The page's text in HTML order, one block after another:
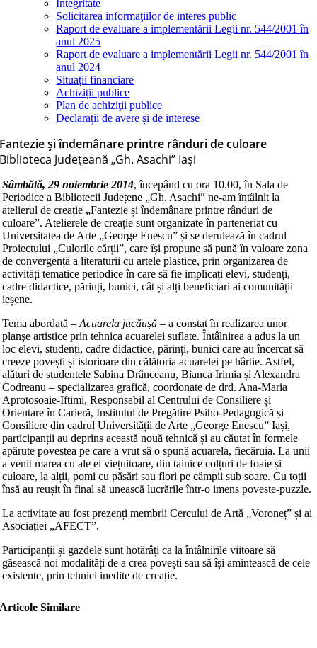
Integritate
Solicitarea informaţiilor de interes public
Raport de evaluare a implementării Legii nr. 544/2001 în
anul 2025
Raport de evaluare a implementării Legii nr. 544/2001 în
anul 2024
Situații financiare
Achiziții publice
Plan de achiziţii publice
Declarații de avere și de interese
Fantezie și îndemânare printre rânduri de culoare
Biblioteca Judeţeană „Gh. Asachi” Iaşi
Sâmbătă, 29 noiembrie 2014, începând cu ora 10.00, în Sala de
Periodice a Bibliotecii Județene „Gh. Asachi” ne-am întâlnit la
atelierul de creație „Fantezie și îndemânare printre rânduri de
culoare”. Atelierele de creație sunt organizate în parteneriat cu
Universitatea de Arte „George Enescu” și se derulează în cadrul
Proiectului „Culorile cărții”, care își propune să pună în valoare zona
de convergență a literaturii cu artele plastice, prin organizarea de
activități tematice periodice în care să fie implicați elevi, studenți,
cadre didactice, părinți, bunici, cât și alți beneficiari ai comunității
ieșene.
Tema abordată – Acuarela jucăuşă – a constat în realizarea unor
planşe artistice prin tehnica acuarelei suflate. Întâlnirea a adus la un
loc elevi, studenți, cadre didactice, părinți, bunici care au încercat să
creeze povești și istorioare din călătoria acuarelei pe hârtie. Astfel,
alături de studentele Sabina Drânceanu, Bianca Irimia și Alexandra
Codreanu – specializarea grafică, coordonate de drd. Ana-Maria
Aprotosoaie-Iftimi, Responsabil al Centrului de Consiliere și
Orientare în Carieră, Institutul de Pregătire Psiho-Pedagogică și
Consiliere din cadrul Universității de Arte „George Enescu” Iași,
participanții au deprins această nouă tehnică și au căutat în formele
apărute povestea pe care a vrut să o spună acuarela, fiecăruia. La unii
a venit marea cu ale ei viețuitoare, din tainice colțuri de foaie și
culoare, la alții, pomi cu păsări sau flori pe câmpii sub soare. Cu toții
însă au reușit în final să unească lucrările într-o imens poveste-puzzle.
La activitate au fost prezenți membrii Cercului de Artă „Voroneț” și ai
Asociației „AFECT”.
Participanții și gazdele sunt hotărâți ca la întâlnirile viitoare să
găsească noi modalități de a crea povești sau să își amintească de cele
existente, prin tehnici inedite de creație.
Articole Similare